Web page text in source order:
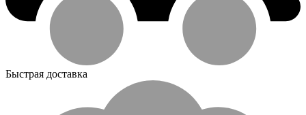
Быстрая доставка